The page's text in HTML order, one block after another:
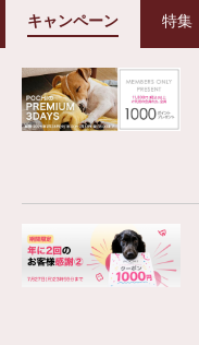
キャンペーン 特集